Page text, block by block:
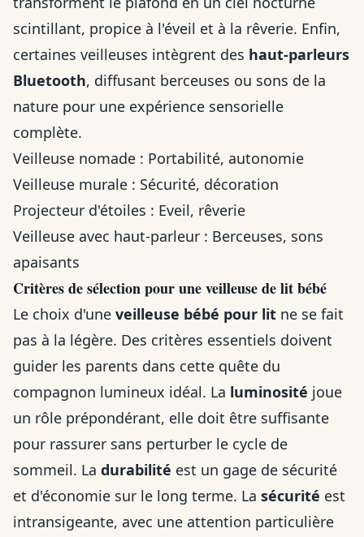
scintillant, propice à l'éveil et à la rêverie. Enfin,
certaines veilleuses intègrent des haut-parleurs
Bluetooth, diffusant berceuses ou sons de la
nature pour une expérience sensorielle
complète.
Veilleuse nomade : Portabilité, autonomie
Veilleuse murale : Sécurité, décoration
Projecteur d'étoiles : Eveil, rêverie
Veilleuse avec haut-parleur : Berceuses, sons
apaisants
Critères de sélection pour une veilleuse de lit bébé
Le choix d'une veilleuse bébé pour lit ne se fait
pas à la légère. Des critères essentiels doivent
guider les parents dans cette quête du
compagnon lumineux idéal. La luminosité joue
un rôle prépondérant, elle doit être suffisante
pour rassurer sans perturber le cycle de
sommeil. La durabilité est un gage de sécurité
et d'économie sur le long terme. La sécurité est
intransigeante, avec une attention particulière